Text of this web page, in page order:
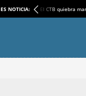
ES NOTICIA: El CTB quiebra